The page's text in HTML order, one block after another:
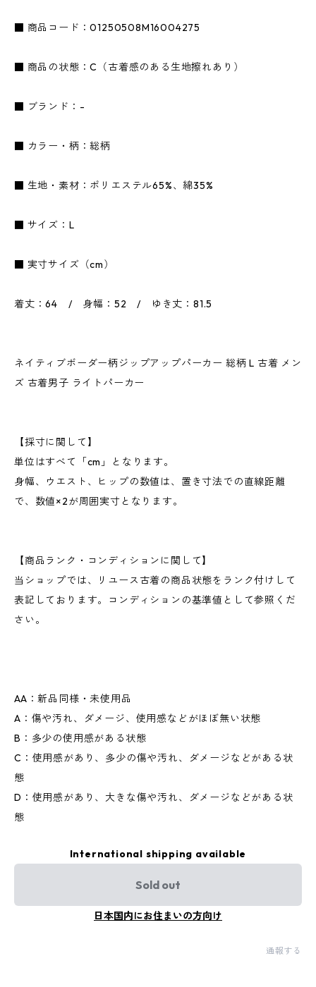
■ 商品コード：01250508M16004275
■ 商品の状態：C（古着感のある生地擦れあり）
■ ブランド：-
■ カラー・柄：総柄
■ 生地・素材：ポリエステル65%、綿35%
■ サイズ：L
■ 実寸サイズ（cm）
着丈：64 / 身幅：52 / ゆき丈：81.5
ネイティブボーダー柄ジップアップパーカー 総柄 L 古着 メン
ズ 古着男子 ライトパーカー
【採寸に関して】
単位はすべて「cm」となります。
身幅、ウエスト、ヒップの数値は、置き寸法での直線距離
で、数値×2が周囲実寸となります。
【商品ランク・コンディションに関して】
当ショップでは、リユース古着の商品状態をランク付けして
表記しております。コンディションの基準値として参照くだ
さい。
AA：新品同様・未使用品
A：傷や汚れ、ダメージ、使用感などがほぼ無い状態
B：多少の使用感がある状態
C：使用感があり、多少の傷や汚れ、ダメージなどがある状
態
D：使用感があり、大きな傷や汚れ、ダメージなどがある状
態
International shipping available
Sold out
日本国内にお住まいの方向け
通報する